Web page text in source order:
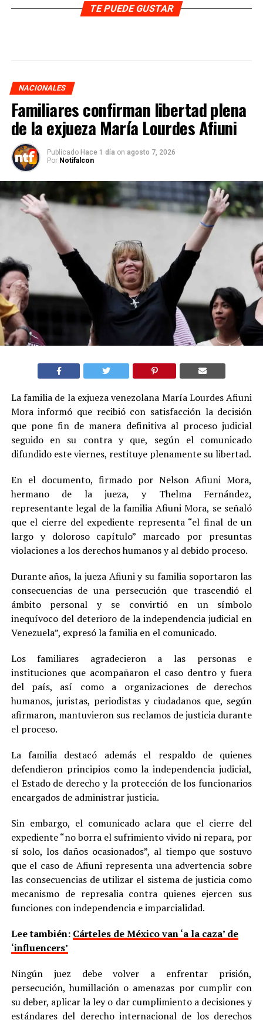
TE PUEDE GUSTAR
NACIONALES
Familiares confirman libertad plena
de la exjueza María Lourdes Afiuni
Publicado Hace 1 día on agosto 7, 2026
Por Notifalcon
La familia de la exjueza venezolana María Lourdes Afiuni
Mora informó que recibió con satisfacción la decisión
que pone fin de manera definitiva al proceso judicial
seguido en su contra y que, según el comunicado
difundido este viernes, restituye plenamente su libertad.
En el documento, firmado por Nelson Afiuni Mora,
hermano de la jueza, y Thelma Fernández,
representante legal de la familia Afiuni Mora, se señaló
que el cierre del expediente representa “el final de un
largo y doloroso capítulo” marcado por presuntas
violaciones a los derechos humanos y al debido proceso.
Durante años, la jueza Afiuni y su familia soportaron las
consecuencias de una persecución que trascendió el
ámbito personal y se convirtió en un símbolo
inequívoco del deterioro de la independencia judicial en
Venezuela”, expresó la familia en el comunicado.
Los familiares agradecieron a las personas e
instituciones que acompañaron el caso dentro y fuera
del país, así como a organizaciones de derechos
humanos, juristas, periodistas y ciudadanos que, según
afirmaron, mantuvieron sus reclamos de justicia durante
el proceso.
La familia destacó además el respaldo de quienes
defendieron principios como la independencia judicial,
el Estado de derecho y la protección de los funcionarios
encargados de administrar justicia.
Sin embargo, el comunicado aclara que el cierre del
expediente “no borra el sufrimiento vivido ni repara, por
sí solo, los daños ocasionados”, al tiempo que sostuvo
que el caso de Afiuni representa una advertencia sobre
las consecuencias de utilizar el sistema de justicia como
mecanismo de represalia contra quienes ejercen sus
funciones con independencia e imparcialidad.
Lee también: Cárteles de México van ‘a la caza’ de
‘influencers’
Ningún juez debe volver a enfrentar prisión,
persecución, humillación o amenazas por cumplir con
su deber, aplicar la ley o dar cumplimiento a decisiones y
estándares del derecho internacional de los derechos